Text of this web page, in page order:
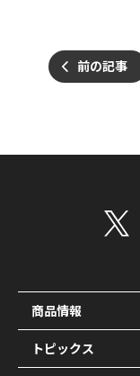
前の記事
商品情報
トピックス